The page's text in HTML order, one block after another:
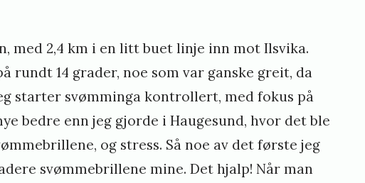
med 2,4 km i en litt buet linje inn mot Ilsvika.
rundt 14 grader, noe som var ganske greit, da
starter svømminga kontrollert, med fokus på
bedre enn jeg gjorde i Haugesund, hvor det ble
og stress. Så noe av det første jeg
svømmebrillene mine. Det hjalp! Når man